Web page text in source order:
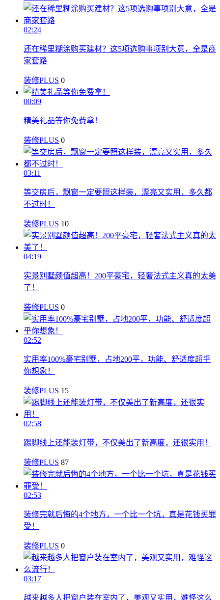
02:24
还在稀里糊涂购买建材？这5项选购事项别大意，全是商
家套路
装修PLUS 0
00:09
精美礼品等你免费拿！
装修PLUS 0
03:11
等交房后，飘窗一定要照这样装，漂亮又实用，多久都
不过时！
装修PLUS 10
04:19
实景别墅颜值超高！200平豪宅，轻奢法式主义真的太美
了！
装修PLUS 0
02:52
实用率100%豪宅别墅，占地200平，功能、舒适度超乎
你想象！
装修PLUS 15
02:58
踢脚线上还能装灯带，不仅美出了新高度，还很实用！
装修PLUS 87
02:53
装修完就后悔的4个地方，一个比一个坑，真是花钱买罪
受！
装修PLUS 0
03:17
越来越多人把窗户装在室内了，美观又实用，难怪这么